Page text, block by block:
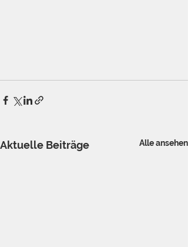
Aktuelle Beiträge Alle ansehen